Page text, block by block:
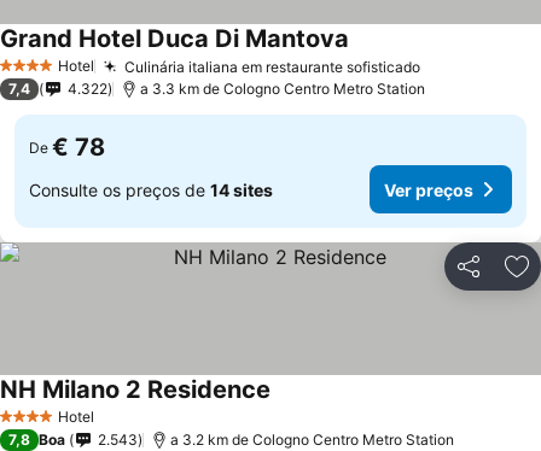
4 EstrelasHotel Culinária italiana em restaurante sofisticadoVer preços
Grand Hotel Duca Di Mantova
7,4 4.322 a 3.3 km de Cologno Centro Metro Station
De € 78
Consulte os preços de 14 sites Ver preços
Partilhar
4 EstrelasHotel
NH Milano 2 Residence
7,8 Boa 2.543 a 3.2 km de Cologno Centro Metro Station